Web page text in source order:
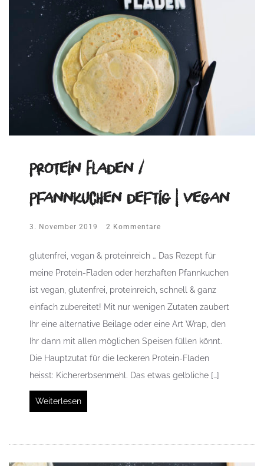
Protein Fladen /
Pfannkuchen deftig | vegan
3. November 2019 2 Kommentare
glutenfrei, vegan & proteinreich … Das Rezept für
meine Protein-Fladen oder herzhaften Pfannkuchen
ist vegan, glutenfrei, proteinreich, schnell & ganz
einfach zubereitet! Mit nur wenigen Zutaten zaubert
Ihr eine alternative Beilage oder eine Art Wrap, den
Ihr dann mit allen möglichen Speisen füllen könnt.
Die Hauptzutat für die leckeren Protein-Fladen
heisst: Kichererbsenmehl. Das etwas gelbliche […]
Weiterlesen